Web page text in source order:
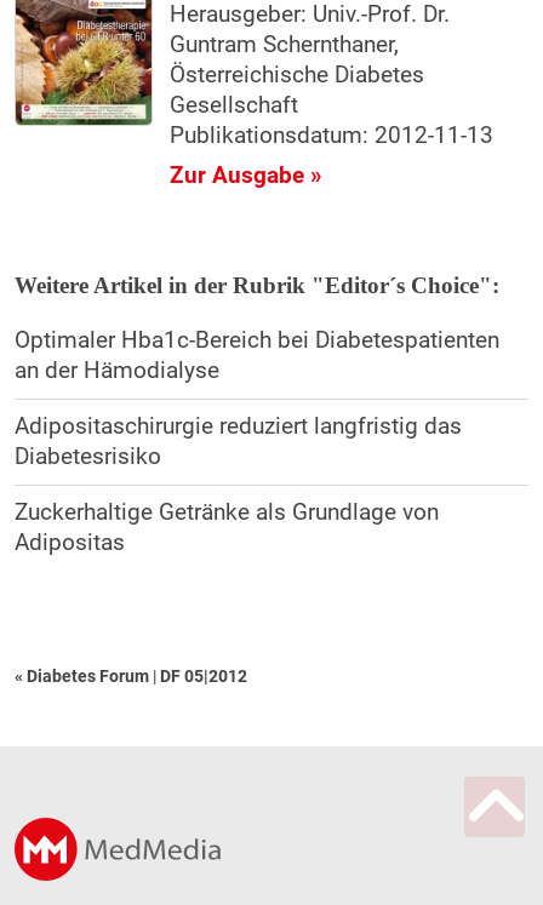
Herausgeber: Univ.-Prof. Dr.
Guntram Schernthaner,
Österreichische Diabetes
Gesellschaft
Publikationsdatum: 2012-11-13
Zur Ausgabe »
Weitere Artikel in der Rubrik "Editor´s Choice":
Optimaler Hba1c-Bereich bei Diabetespatienten
an der Hämodialyse
Adipositaschirurgie reduziert langfristig das
Diabetesrisiko
Zuckerhaltige Getränke als Grundlage von
Adipositas
« Diabetes Forum | DF 05|2012